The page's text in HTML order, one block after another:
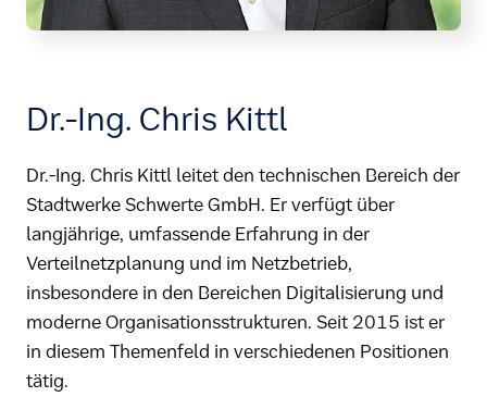
Dr.-Ing. Chris Kittl
Dr.-Ing. Chris Kittl leitet den technischen Bereich der
Stadtwerke Schwerte GmbH. Er verfügt über
langjährige, umfassende Erfahrung in der
Verteilnetzplanung und im Netzbetrieb,
insbesondere in den Bereichen Digitalisierung und
moderne Organisationsstrukturen. Seit 2015 ist er
in diesem Themenfeld in verschiedenen Positionen
tätig.